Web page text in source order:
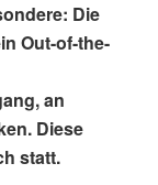
Die
Out-of-the-
an
Diese
statt.